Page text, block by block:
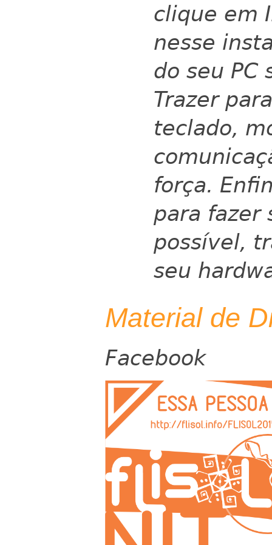
clique em
nesse
do seu PC
Trazer
teclado,
força.
para fazer
possível,
seu
Material de
Facebook